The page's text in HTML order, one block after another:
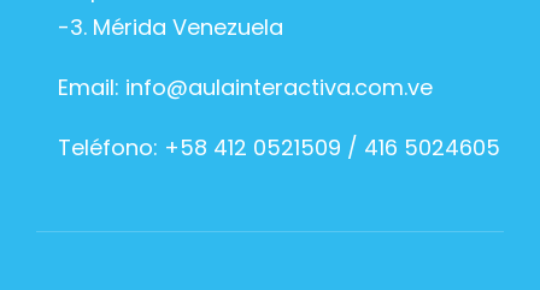
-3. Mérida Venezuela
Email: info@aulainteractiva.com.ve
Teléfono: +58 412 0521509 / 416 5024605